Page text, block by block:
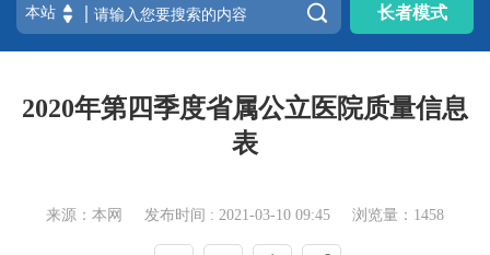
 长者模式
2020年第四季度省属公立医院质量信息
表
来源：本网 发布时间 : 2021-03-10 09:45 浏览量：1458